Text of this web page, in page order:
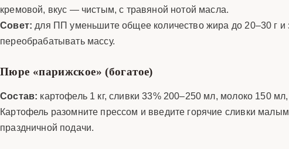
кремовой, вкус — чистым, с травяной нотой масла.
Совет: для ПП уменьшите общее количество жира до 20–30 г
переобрабатывать массу.
Пюре «парижское» (богатое)
Состав: картофель 1 кг, сливки 33% 200–250 мл, молоко 150
Картофель разомните прессом и введите горячие сливки
праздничной подачи.